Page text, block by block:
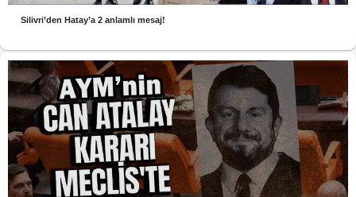
Silivri’den Hatay’a 2 anlamlı mesaj!